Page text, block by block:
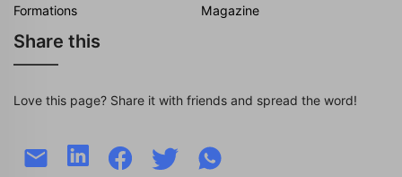
Formations
Magazine
Share this
Love this page? Share it with friends and spread the word!